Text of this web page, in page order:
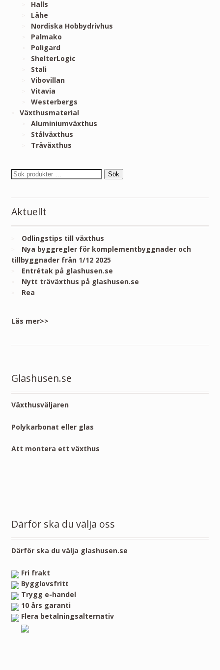
Halls
Lähe
Nordiska Hobbydrivhus
Palmako
Poligard
ShelterLogic
Stali
Vibovillan
Vitavia
Westerbergs
Växthusmaterial
Aluminiumväxthus
Stålväxthus
Träväxthus
Sök
Aktuellt
Odlingstips till växthus
Nya byggregler för komplementbyggnader och
tillbyggnader från 1/12 2025
Entrétak på glashusen.se
Nytt träväxthus på glashusen.se
Rea
Läs mer>>
Glashusen.se
Växthusväljaren
Polykarbonat eller glas
Att montera ett växthus
Därför ska du välja oss
Därför ska du välja glashusen.se
Fri frakt
Bygglovsfritt
Trygg e-handel
10 års garanti
Flera betalningsalternativ